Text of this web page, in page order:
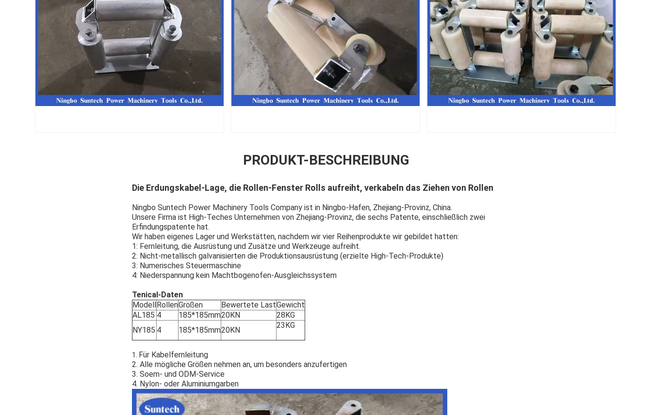
PRODUKT-BESCHREIBUNG
Die Erdungskabel-Lage, die Rollen-Fenster Rolls aufreiht, verkabeln das Ziehen von Rollen
Ningbo Suntech Power Machinery Tools Company ist in Ningbo-Hafen, Zhejiang-Provinz, China.
Unsere Firma ist High-Teches Unternehmen von Zhejiang-Provinz, die sechs Patente, einschließlich zwei
Erfindungspatente hat.
Wir haben eigenes Lager und Werkstätten, nachdem wir vier Reihenprodukte wir gebildet hatten:
1: Fernleitung, die Ausrüstung und Zusätze und Werkzeuge aufreiht.
2: Nicht-metallisch galvanisierten die Produktionsausrüstung (erzielte High-Tech-Produkte)
3: Numerisches Steuermaschine
4: Niederspannung kein Machtbogenofen-Ausgleichssystem
Tenical-Daten
ModellRollenGrößen Bewertete LastGewicht
AL185 4 185*185mm20KN
28KG
NY185 4 185*185mm20KN
23KG
1. Für Kabelfernleitung
2. Alle mögliche Größen nehmen an, um besonders anzufertigen
3. Soem- und ODM-Service
4. Nylon- oder Aluminiumgarben